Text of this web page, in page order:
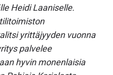
Heidi Laaniselle.
yrittäjyyden vuonna
palvelee
hyvin monenlaisia